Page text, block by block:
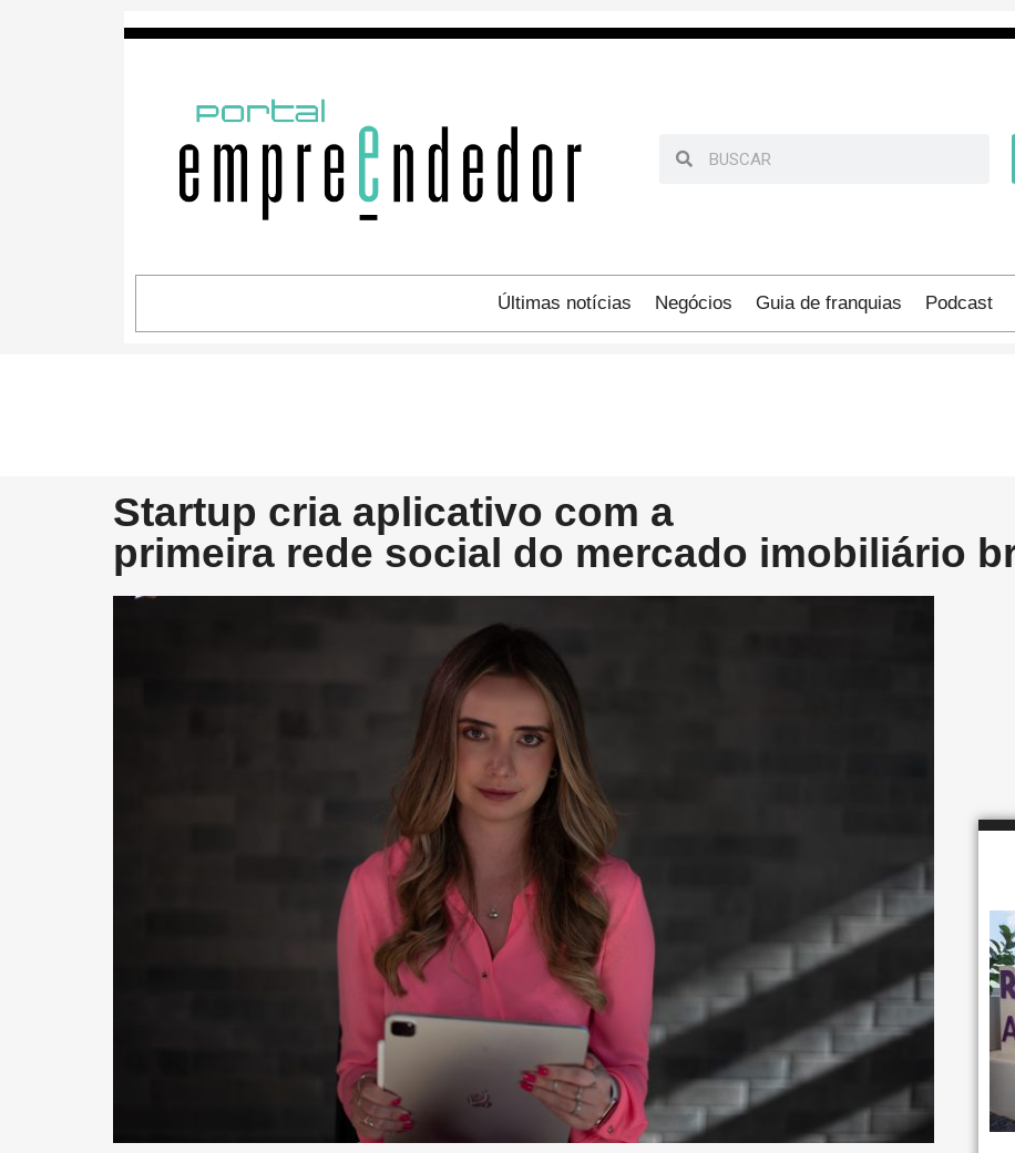
Últimas notícias Negócios Guia de franquias Podcast
Startup cria aplicativo com a
primeira rede social do mercado imobiliário